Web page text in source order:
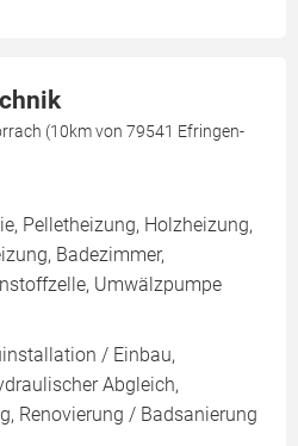
(10km von 79541 Efringen-
Pelletheizung, Holzheizung,
Badezimmer,
Umwälzpumpe
/ Einbau,
Abgleich,
Renovierung / Badsanierung